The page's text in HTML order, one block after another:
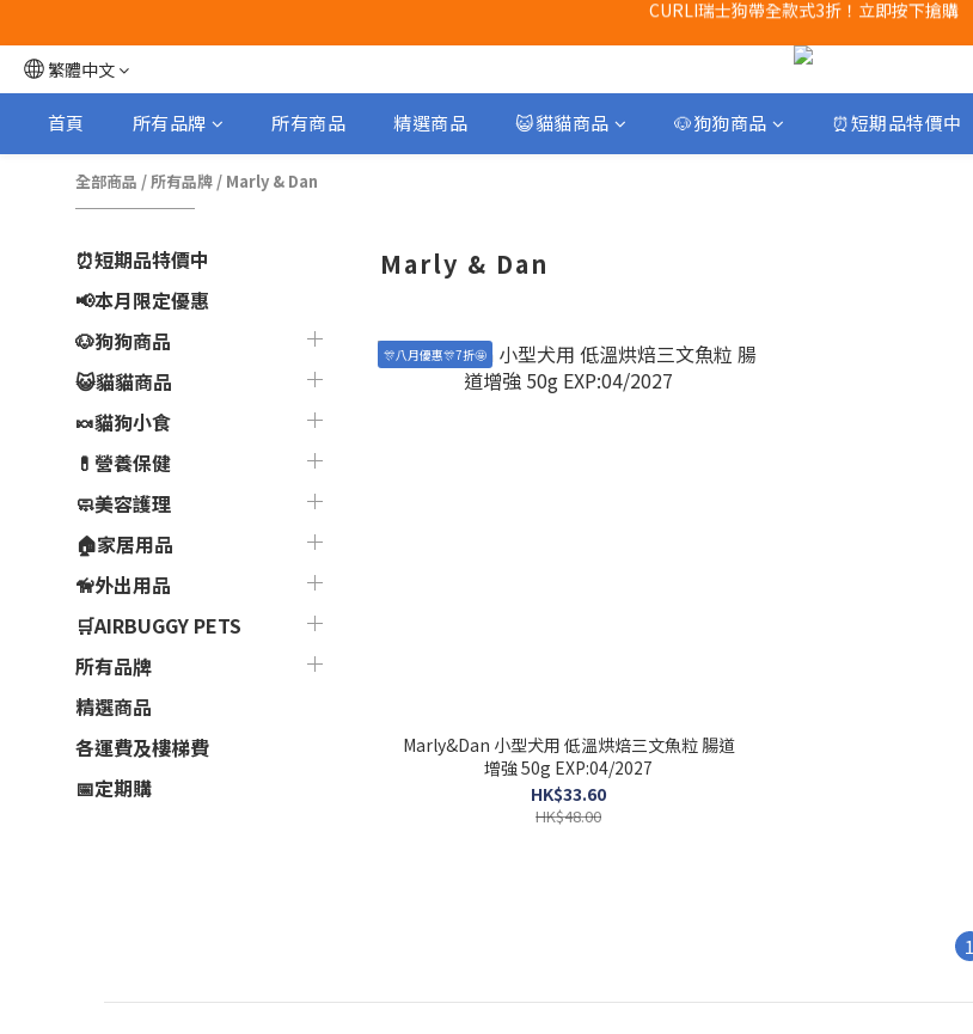
Airbuggy 全線現貨8折！立即點擊火速搶購
買任何獅子砂可享半價加購獅子砂木薯砂1包
Airbuggy 全線現貨8折！立即點擊火速搶購
繁體中文
首頁 所有品牌 所有商品 精選商品 😺貓貓商品 🐶狗狗商品 ⏰短期品特價中
全部商品 /所有品牌 / Marly & Dan
⏰短期品特價中
📢本月限定優惠
🐶狗狗商品
😺貓貓商品
🍬貓狗小食
💊營養保健
🧼美容護理
🏠家居用品
🦮外出用品
🛒AIRBUGGY PETS
所有品牌
精選商品
各運費及樓梯費
📅定期購
Marly & Dan
🎊八月優惠🎊7折🤩
Marly&Dan 小型犬用 低溫烘焙三文魚粒 腸道
增強 50g EXP:04/2027
HK$33.60
HK$48.00
1